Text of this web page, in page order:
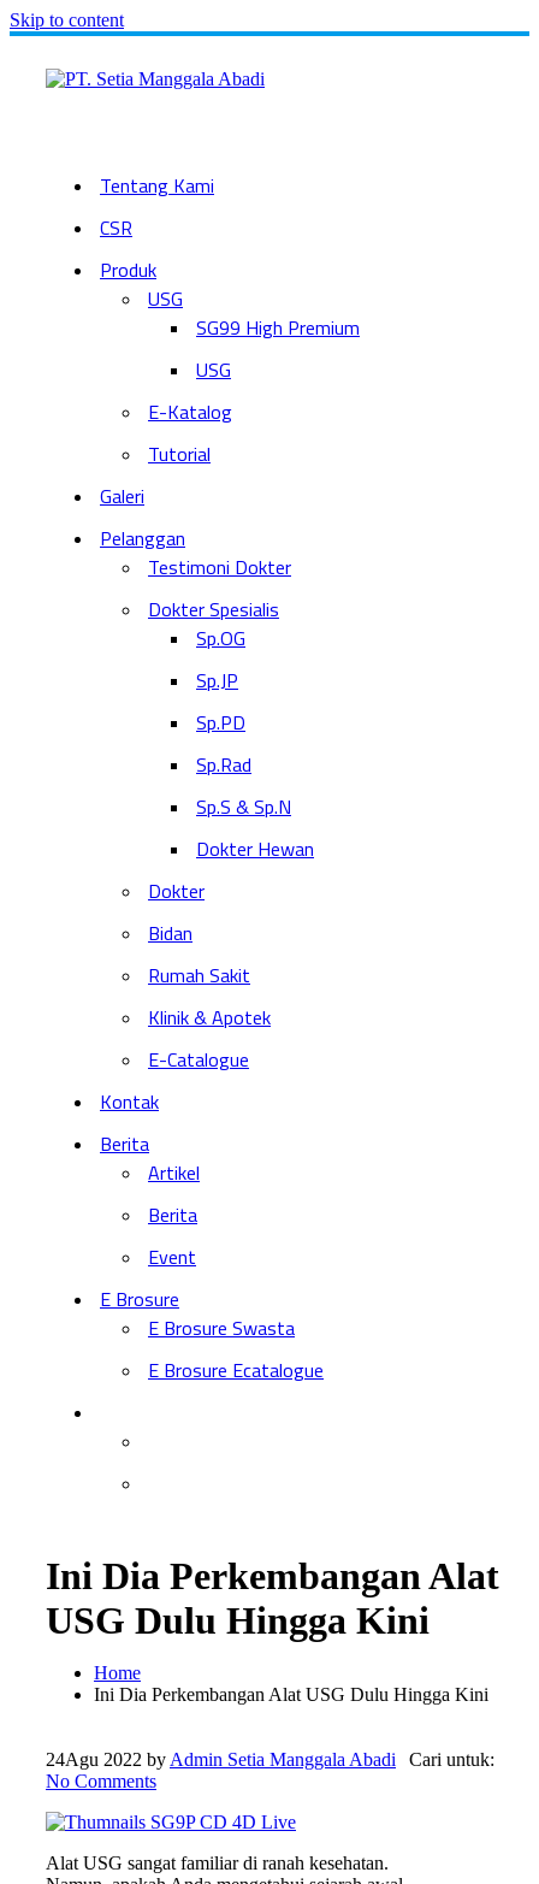
Skip to content
Tentang Kami
CSR
Produk
USG
SG99 High Premium
USG
E-Katalog
Tutorial
Galeri
Pelanggan
Testimoni Dokter
Dokter Spesialis
Sp.OG
Sp.JP
Sp.PD
Sp.Rad
Sp.S & Sp.N
Dokter Hewan
Dokter
Bidan
Rumah Sakit
Klinik & Apotek
E-Catalogue
Kontak
Berita
Artikel
Berita
Event
E Brosure
E Brosure Swasta
E Brosure Ecatalogue
Ini Dia Perkembangan Alat
USG Dulu Hingga Kini
Home
Ini Dia Perkembangan Alat USG Dulu Hingga Kini
24Agu 2022 by Admin Setia Manggala Abadi
No Comments
Alat USG sangat familiar di ranah kesehatan.
Cari untuk: